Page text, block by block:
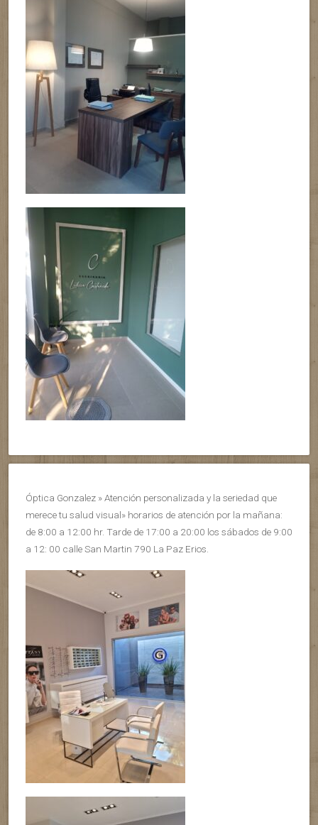
Óptica Gonzalez » Atención personalizada y la seriedad que
merece tu salud visual» horarios de atención por la mañana:
de 8:00 a 12:00 hr. Tarde de 17:00 a 20:00 los sábados de 9:00
a 12: 00 calle San Martin 790 La Paz Erios.